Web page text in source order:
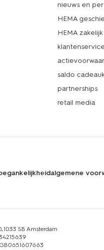
nieuws en
HEMA
HEMA zakelijk
klantenservice
saldo
partnerships
retail media
algemene
SB Amsterdam